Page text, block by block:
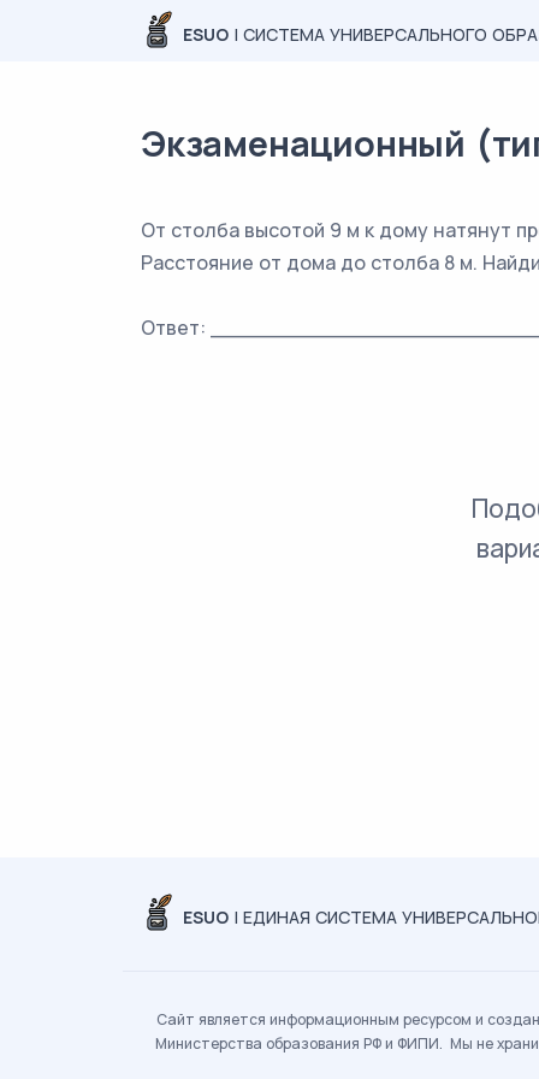
ESUO | СИСТЕМА УНИВЕРСАЛЬНОГО
Экзаменационный
От столба высотой 9 м к дому натянут
Расстояние от дома до столба 8 м.
Ответ:
ESUO | ЕДИНАЯ СИСТЕМА
Сайт является информационным ресурсом и
Министерства образования РФ и ФИПИ. Мы не